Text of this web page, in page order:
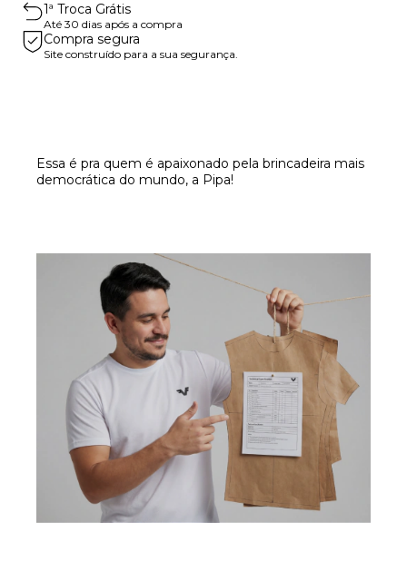
1ª Troca Grátis
Até 30 dias após a compra
Compra segura
Site construído para a sua segurança.
Essa é pra quem é apaixonado pela brincadeira mais
democrática do mundo, a Pipa!